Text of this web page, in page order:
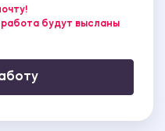
будут высланы